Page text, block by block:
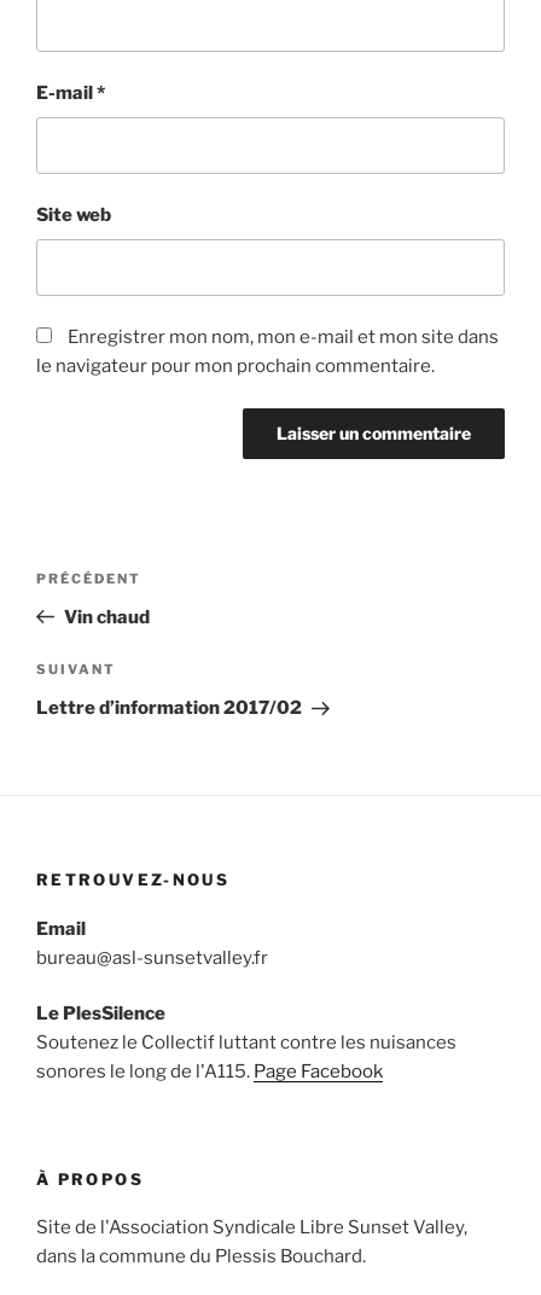
E-mail*
Site web
Enregistrer mon nom, mon e-mail et mon site dans
le navigateur pour mon prochain commentaire.
Navigation
l’article
Article
précédent
PRÉCÉDENT
Vin chaud
Article
suivant
SUIVANT
Lettre d’information 2017/02
RETROUVEZ-NOUS
Email
bureau@asl-sunsetvalley.fr
Le PlesSilence
Soutenez le Collectif luttant contre les nuisances
sonores le long de l'A115. Page Facebook
À PROPOS
Site de l'Association Syndicale Libre Sunset Valley,
dans la commune du Plessis Bouchard.